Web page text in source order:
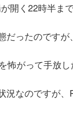
開く22時半ま
だったのですが
怖がって手放
況なのですが